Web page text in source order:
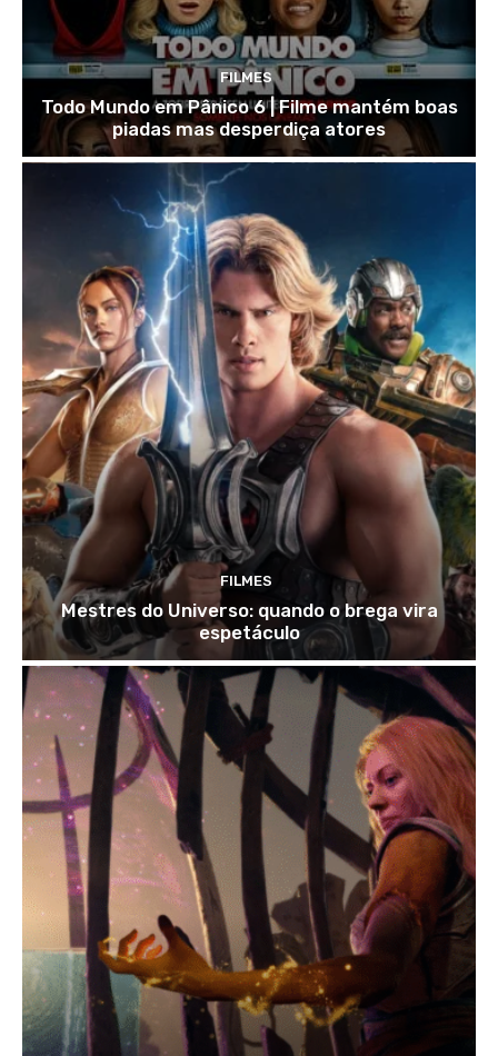
FILMES
Todo Mundo em Pânico 6 | Filme mantém boas
piadas mas desperdiça atores
FILMES
Mestres do Universo: quando o brega vira
espetáculo